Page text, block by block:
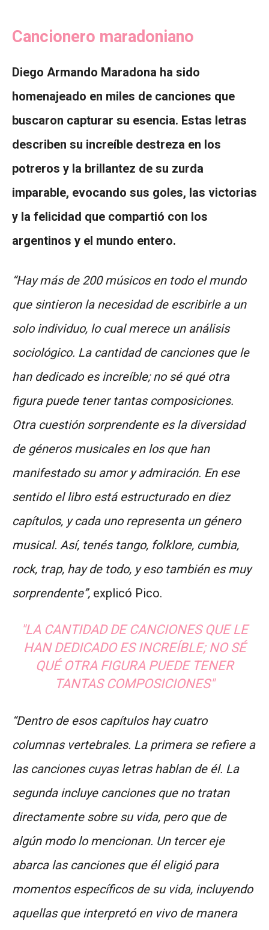
Cancionero maradoniano
Diego Armando Maradona ha sido
homenajeado en miles de canciones que
buscaron capturar su esencia. Estas letras
describen su increíble destreza en los
potreros y la brillantez de su zurda
imparable, evocando sus goles, las victorias
y la felicidad que compartió con los
argentinos y el mundo entero.
“Hay más de 200 músicos en todo el mundo
que sintieron la necesidad de escribirle a un
solo individuo, lo cual merece un análisis
sociológico. La cantidad de canciones que le
han dedicado es increíble; no sé qué otra
figura puede tener tantas composiciones.
Otra cuestión sorprendente es la diversidad
de géneros musicales en los que han
manifestado su amor y admiración. En ese
sentido el libro está estructurado en diez
capítulos, y cada uno representa un género
musical. Así, tenés tango, folklore, cumbia,
rock, trap, hay de todo, y eso también es muy
sorprendente”, explicó Pico.
"LA CANTIDAD DE CANCIONES QUE LE
HAN DEDICADO ES INCREÍBLE; NO SÉ
QUÉ OTRA FIGURA PUEDE TENER
TANTAS COMPOSICIONES"
“Dentro de esos capítulos hay cuatro
columnas vertebrales. La primera se refiere a
las canciones cuyas letras hablan de él. La
segunda incluye canciones que no tratan
directamente sobre su vida, pero que de
algún modo lo mencionan. Un tercer eje
abarca las canciones que él eligió para
momentos específicos de su vida, incluyendo
aquellas que interpretó en vivo de manera